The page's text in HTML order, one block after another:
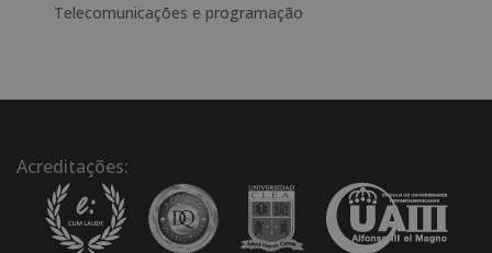
Telecomunicações e programação
Acreditações: